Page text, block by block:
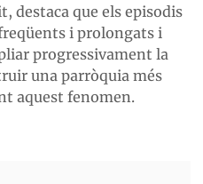
destaca que els episodis
i prolongats i
progressivament la
una parròquia més
aquest fenomen.